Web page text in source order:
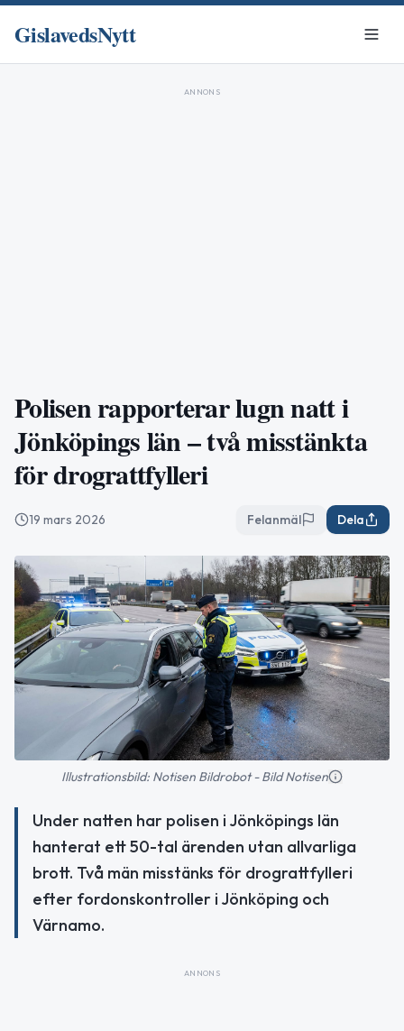
GislavedsNytt
ANNONS
Polisen rapporterar lugn natt i
Jönköpings län – två misstänkta
för drograttfylleri
19 mars 2026 Felanmäl Dela
Illustrationsbild: Notisen Bildrobot - Bild Notisen
Under natten har polisen i Jönköpings län
hanterat ett 50-tal ärenden utan allvarliga
brott. Två män misstänks för drograttfylleri
efter fordonskontroller i Jönköping och
Värnamo.
ANNONS